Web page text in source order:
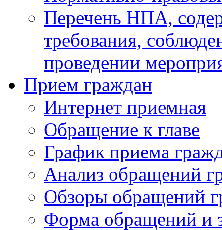
Перечень НПА,
требования,
проведении
Прием граждан
Интернет приемная
Обращение к главе
График приема
Анализ обращений
Обзоры обращений
Форма обращений и